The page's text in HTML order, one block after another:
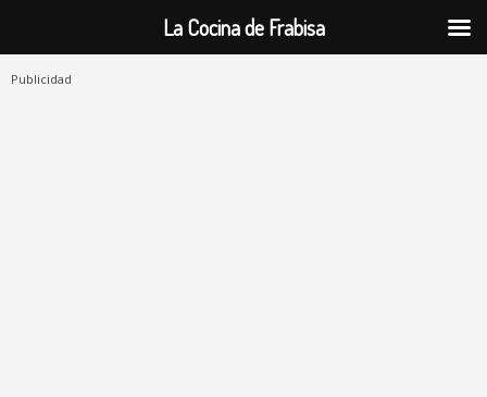
Publicidad
La Cocina de Frabisa